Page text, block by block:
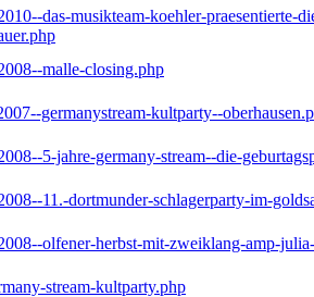
das-musikteam-koehler-praesentierte-
malle-closing.php
germanystream-kultparty--
5-jahre-germany-stream--die-
11.-dortmunder-schlagerparty-im-
olfener-herbst-mit-zweiklang-amp-
stream-kultparty.php